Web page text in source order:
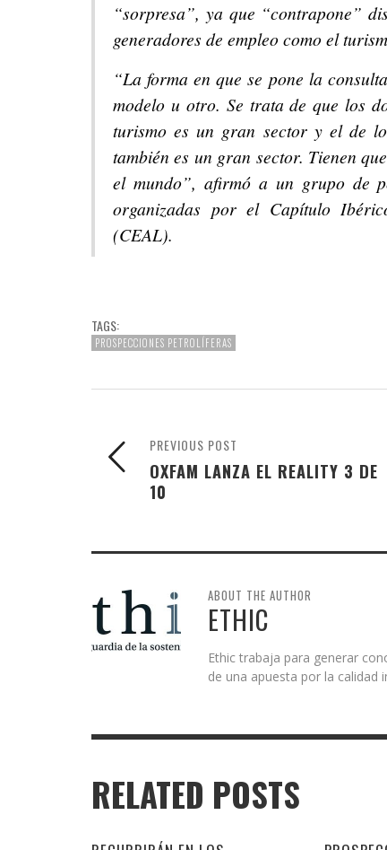
“sorpresa”, ya que “contrapone”
generadores de empleo como el
“La forma en que se pone la
modelo u otro. Se trata de que los
turismo es un gran sector y el de
también es un gran sector. Tienen
el mundo”, afirmó a un grupo de
organizadas por el Capítulo
(CEAL).
TAGS:
PROSPECCIONES PETROLÍFERAS
PREVIOUS POST
OXFAM LANZA EL REALITY 3 DE
10
ABOUT THE AUTHOR
ETHIC
Ethic trabaja para generar
de una apuesta por la calidad
RELATED POSTS